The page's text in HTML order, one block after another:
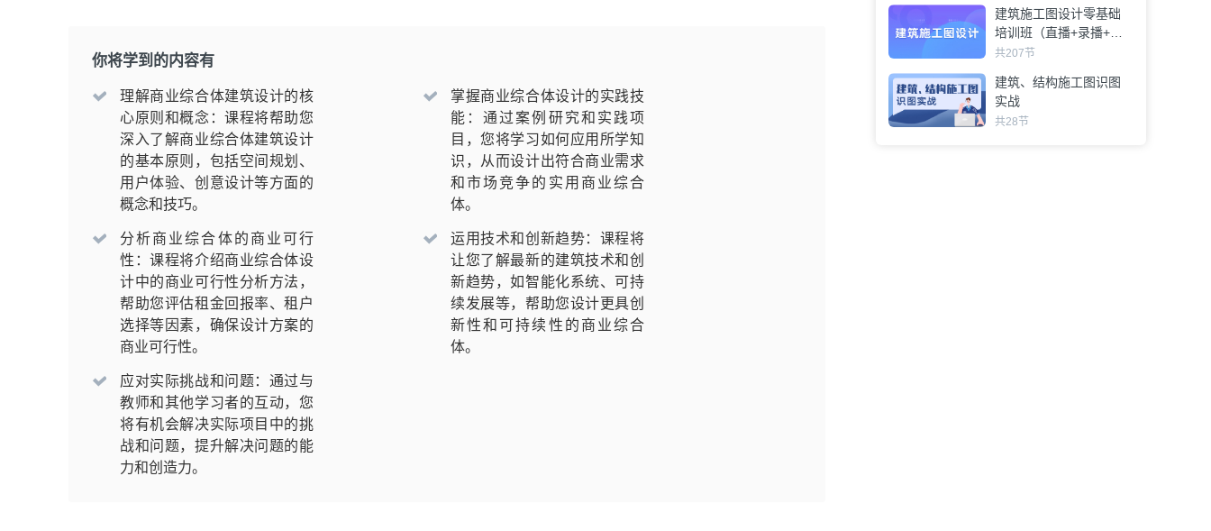
你将学到的内容有
理解商业综合体建筑设计的核
心原则和概念：课程将帮助您
深入了解商业综合体建筑设计
的基本原则，包括空间规划、
用户体验、创意设计等方面的
概念和技巧。
掌握商业综合体设计的实践技
能：通过案例研究和实践项
目，您将学习如何应用所学知
识，从而设计出符合商业需求
和市场竞争的实用商业综合
体。
分析商业综合体的商业可行
性：课程将介绍商业综合体设
计中的商业可行性分析方法，
帮助您评估租金回报率、租户
选择等因素，确保设计方案的
商业可行性。
运用技术和创新趋势：课程将
让您了解最新的建筑技术和创
新趋势，如智能化系统、可持
续发展等，帮助您设计更具创
新性和可持续性的商业综合
体。
应对实际挑战和问题：通过与
教师和其他学习者的互动，您
将有机会解决实际项目中的挑
战和问题，提升解决问题的能
力和创造力。
建筑施工图设计零基础
培训班（直播+录播+讲
师答疑）
共207节
建筑、结构施工图识图
实战
共28节